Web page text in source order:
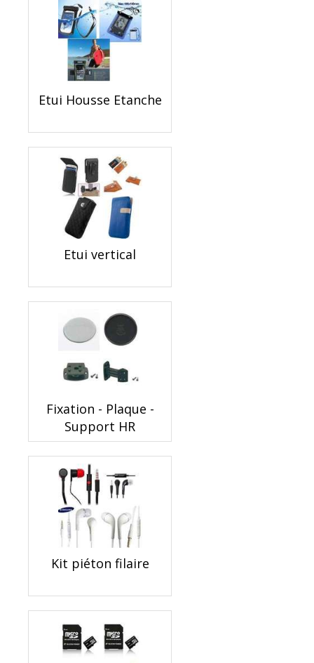
Etui Housse Etanche
Etui vertical
Fixation - Plaque -
Support HR
Kit piéton filaire